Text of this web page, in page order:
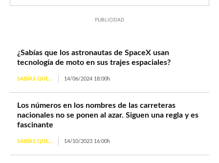
PUBLICIDAD
¿Sabías que los astronautas de SpaceX usan
tecnología de moto en sus trajes espaciales?
SABÍAS QUE... 14/06/2024 18:00h
Los números en los nombres de las carreteras
nacionales no se ponen al azar. Siguen una regla y es
fascinante
SABÍAS QUE... 14/10/2023 16:00h